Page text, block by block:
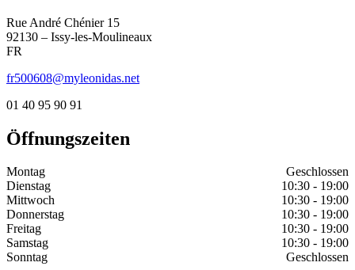
Rue André Chénier 15
92130 – Issy-les-Moulineaux
FR
fr500608@myleonidas.net
01 40 95 90 91
Öffnungszeiten
Montag
Geschlossen
Dienstag
10:30 - 19:00
Mittwoch
10:30 - 19:00
Donnerstag
10:30 - 19:00
Freitag
10:30 - 19:00
Samstag
10:30 - 19:00
Sonntag
Geschlossen